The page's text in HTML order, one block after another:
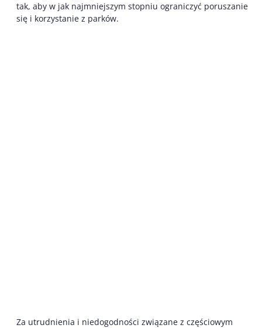
tak, aby w jak najmniejszym stopniu ograniczyć poruszanie
się i korzystanie z parków.
Za utrudnienia i niedogodności związane z częściowym